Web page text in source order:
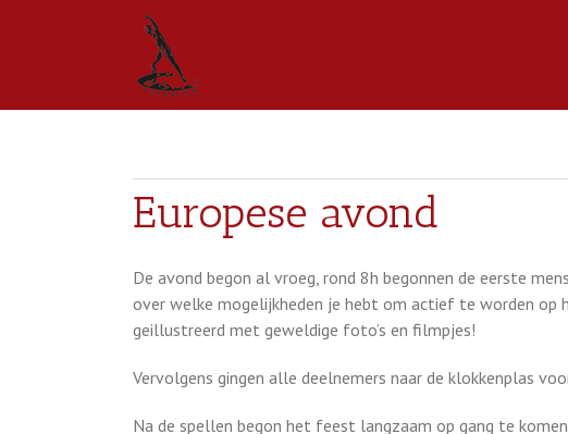
Europese avond
De avond begon al vroeg, rond 8h begonnen de eerste
over welke mogelijkheden je hebt om actief te worden op
geillustreerd met geweldige foto’s en filmpjes!
Vervolgens gingen alle deelnemers naar de klokkenplas
Na de spellen begon het feest langzaam op gang te